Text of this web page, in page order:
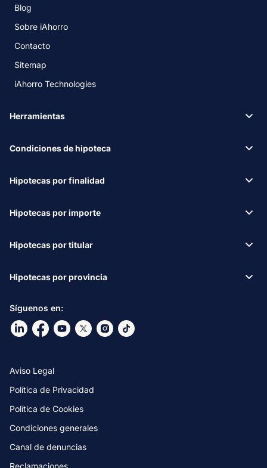
Síguenos en:
Ir a nuestro Linkdin
Ir a nuestro Facebook
Ir a nuestro canal de Youtube
Ir a nuestro X
Ir a nuestro Instagram
Ir a nuestro TikTok
Aviso Legal
Política de Privacidad
Política de Cookies
Condiciones generales
Canal de denuncias
Reclamaciones
Blog
Sobre iAhorro
Contacto
Sitemap
iAhorro Technologies
Herramientas
Condiciones de hipoteca
Hipotecas por finalidad
Hipotecas por importe
Hipotecas por titular
Hipotecas por provincia